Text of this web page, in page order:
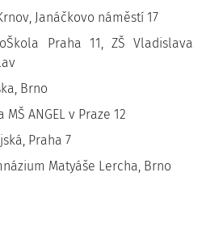
Janáčkovo náměstí 17
Praha 11, ZŠ Vladislava
Brno
ANGEL v Praze 12
Praha 7
Matyáše Lercha, Brno